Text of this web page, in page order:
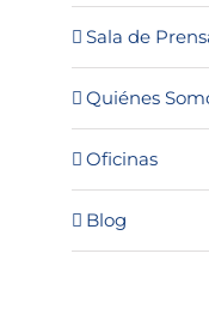
Sala de
Quiénes
Oficinas
Blog